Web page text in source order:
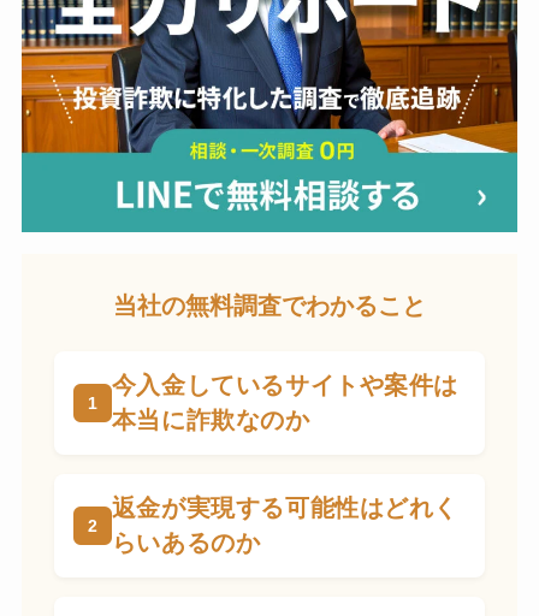
当社の無料調査でわかること
今入金しているサイトや案件は
本当に詐欺なのか
返金が実現する可能性はどれく
らいあるのか